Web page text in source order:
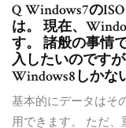
Q Windows7の
は。 現在、
す。 諸般の事情
入したいのです
Windows8しかな
基本的にデータはそ
用できます。 ただ